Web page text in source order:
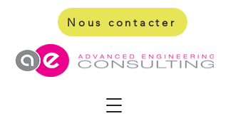
Nous contacter